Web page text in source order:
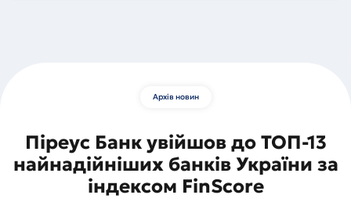
Архів новин
Піреус Банк увійшов до ТОП-13
найнадійніших банків України за
індексом FinScore